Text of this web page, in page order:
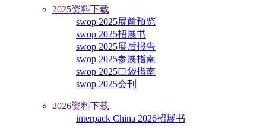
2025资料下载
swop 2025展前预览
swop 2025招展书
swop 2025展后报告
swop 2025参展指南
swop 2025口袋指南
swop 2025会刊
2026资料下载
interpack China 2026招展书